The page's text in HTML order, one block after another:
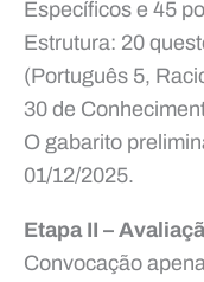
Específicos e 45
Estrutura: 20
(Português 5,
30 de
O gabarito
01/12/2025.
Etapa II –
Convocação